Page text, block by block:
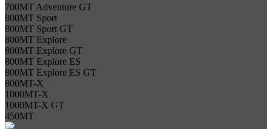
700MT Adventure GT
800MT Sport
800MT Sport GT
800MT Explore
800MT Explore GT
800MT Explore ES
800MT Explore ES GT
800MT-X
1000MT-X
1000MT-X GT
450MT